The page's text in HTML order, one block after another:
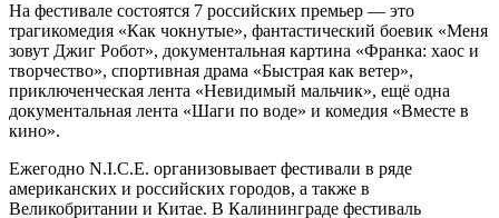
На фестивале состоятся 7 российских премьер — это
трагикомедия «Как чокнутые», фантастический боевик «Меня
зовут Джиг Робот», документальная картина «Франка: хаос и
творчество», спортивная драма «Быстрая как ветер»,
приключенческая лента «Невидимый мальчик», ещё одна
документальная лента «Шаги по воде» и комедия «Вместе в
кино».
Ежегодно N.I.C.E. организовывает фестивали в ряде
американских и российских городов, а также в
Великобритании и Китае. В Калининграде фестиваль